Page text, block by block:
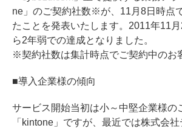
ne」のご契約社数※が、11月8日時点
たことを発表いたします。2011年11
ら2年弱での達成となりました。
※契約社数は集計時点でご契約中のお
■導入企業様の傾向
サービス開始当初は小～中堅企業様の
「kintone」ですが、最近では株式会